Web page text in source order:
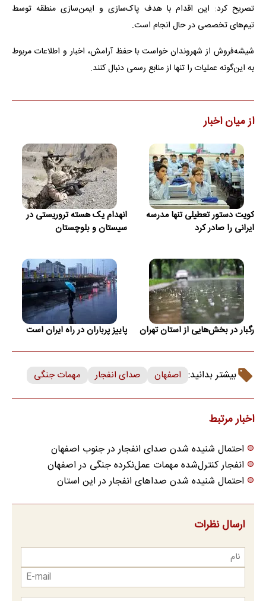
تصریح کرد: این اقدام با هدف پاک‌سازی و ایمن‌سازی منطقه توسط
تیم‌های تخصصی در حال انجام است.
شیشه‌فروش از شهروندان خواست با حفظ آرامش، اخبار و اطلاعات مربوط
به این‌گونه عملیات را تنها از منابع رسمی دنبال کنند.
از میان اخبار
کویت دستور تعطیلی تنها مدرسه
ایرانی را صادر کرد
انهدام یک هسته تروریستی در
سیستان و بلوچستان
رگبار در بخش‌هایی از استان تهران پاییز پرباران در راه ایران است
بیشتر بدانید: اصفهان صدای انفجار مهمات جنگی
اخبار مرتبط
احتمال شنیده شدن صدای انفجار در جنوب اصفهان
انفجار کنترل‌شده مهمات عمل‌نکرده جنگی در اصفهان
احتمال شنیده شدن صداهای انفجار در این استان
ارسال نظرات